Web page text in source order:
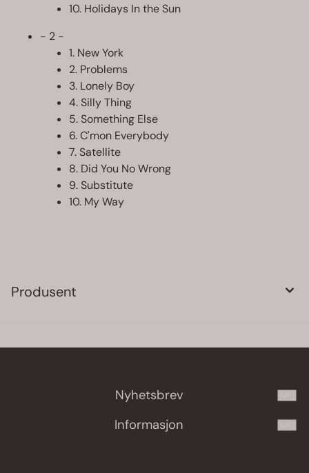
10. Holidays In the Sun
- 2 -
1. New York
2. Problems
3. Lonely Boy
4. Silly Thing
5. Something Else
6. C'mon Everybody
7. Satellite
8. Did You No Wrong
9. Substitute
10. My Way
Produsent
Nyhetsbrev
Informasjon